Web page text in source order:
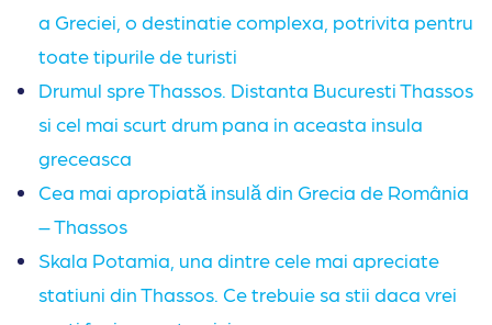
a Greciei, o destinatie complexa, potrivita pentru
toate tipurile de turisti
Drumul spre Thassos. Distanta Bucuresti Thassos
si cel mai scurt drum pana in aceasta insula
greceasca
Cea mai apropiată insulă din Grecia de România
– Thassos
Skala Potamia, una dintre cele mai apreciate
statiuni din Thassos. Ce trebuie sa stii daca vrei